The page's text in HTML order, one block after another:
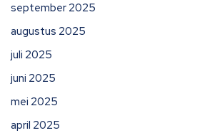
september 2025
augustus 2025
juli 2025
juni 2025
mei 2025
april 2025